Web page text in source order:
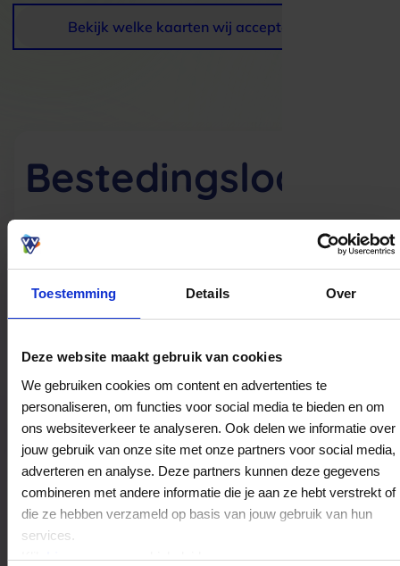
Toestemming Details Over
Deze website maakt gebruik van cookies
We gebruiken cookies om content en advertenties te
personaliseren, om functies voor social media te bieden en om
ons websiteverkeer te analyseren. Ook delen we informatie over
jouw gebruik van onze site met onze partners voor social media,
adverteren en analyse. Deze partners kunnen deze gegevens
combineren met andere informatie die je aan ze hebt verstrekt of
die ze hebben verzameld op basis van jouw gebruik van hun
services.
Klikhiervoor ons cookiebeleid.
Bekijk welke kaarten wij accepteren
Bestedingslocaties
Çiya B.V.
Kerkstraat 37
1441BL Purmerend
Veelgestelde Vragen
Hoelang blijft mijn saldo geldig?
Het volledige saldo op de VVV cadeaukaart
is minimaal drie jaar geldig.
Kan ik het saldo in delen besteden?